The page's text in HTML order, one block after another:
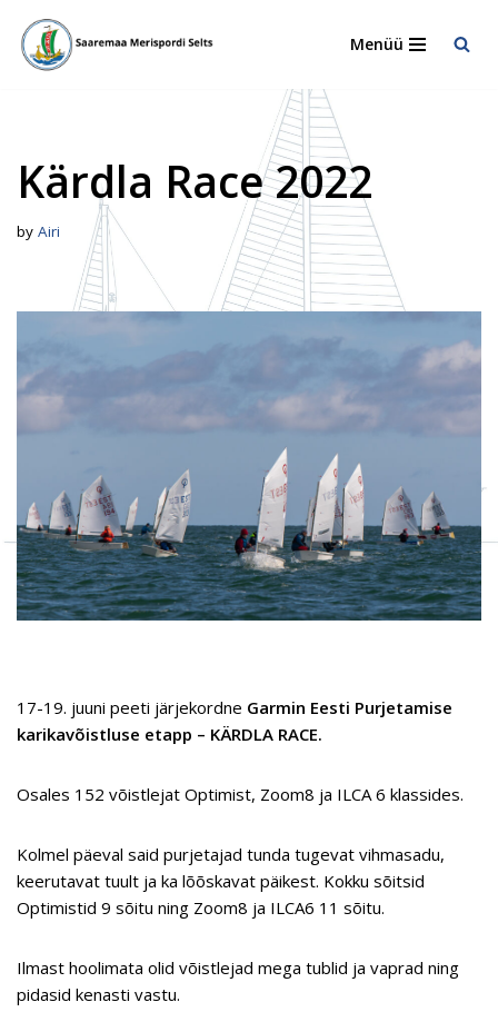
Skip
Menüü
Kärdla Race 2022
by Airi
17-19. juuni peeti järjekordne Garmin Eesti Purjetamise
karikavõistluse etapp – KÄRDLA RACE.
Osales 152 võistlejat Optimist, Zoom8 ja ILCA 6 klassides.
Kolmel päeval said purjetajad tunda tugevat vihmasadu,
keerutavat tuult ja ka lõõskavat päikest. Kokku sõitsid
Optimistid 9 sõitu ning Zoom8 ja ILCA6 11 sõitu.
Ilmast hoolimata olid võistlejad mega tublid ja vaprad ning
pidasid kenasti vastu.